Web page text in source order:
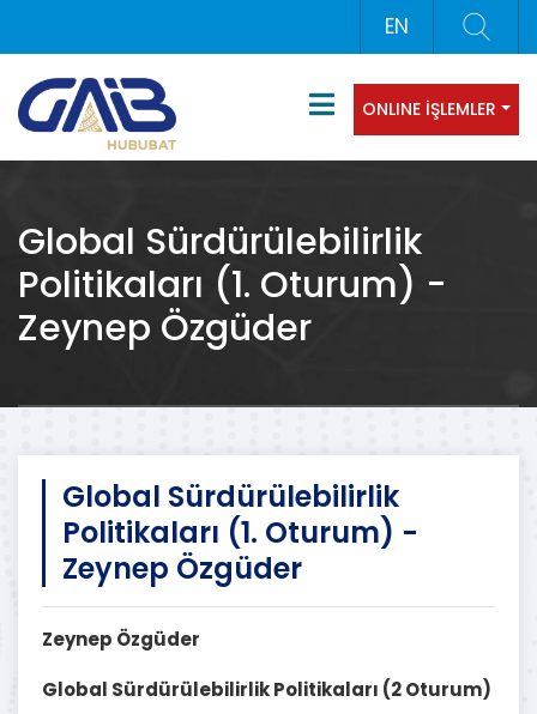
EN
ONLINE İŞLEMLER
Global Sürdürülebilirlik
Politikaları (1. Oturum) -
Zeynep Özgüder
Global Sürdürülebilirlik
Politikaları (1. Oturum) -
Zeynep Özgüder
Zeynep Özgüder
Global Sürdürülebilirlik Politikaları (2 Oturum)